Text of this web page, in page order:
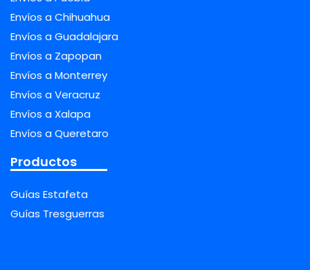
Envíos a Chihuahua
Envíos a Guadalajara
Envíos a Zapopan
Envíos a Monterrey
Envíos a Veracruz
Envíos a Xalapa
Envíos a Queretaro
Productos
Guías Estafeta
Guías Tresguerras